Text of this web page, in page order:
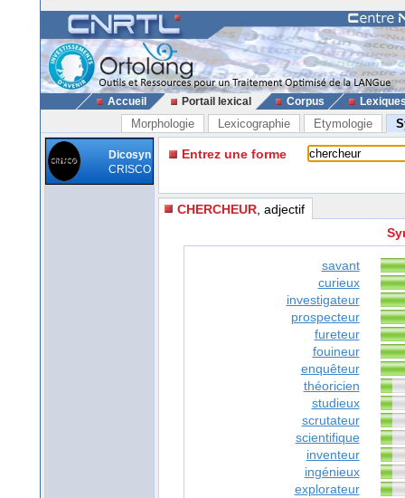
Accueil Portail lexical Corpus
Morphologie Lexicographie Etymologie
Dicosyn
CRISCO
Entrez une forme
CHERCHEUR , adjectif
savant
curieux
investigateur
prospecteur
fureteur
fouineur
enquêteur
théoricien
studieux
scrutateur
scientifique
inventeur
ingénieux
explorateur